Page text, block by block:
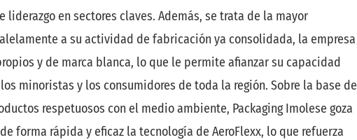
en sectores claves. Además, se trata de la mayor
a su actividad de fabricación ya consolidada, la empresa
y de marca blanca, lo que le permite afianzar su capacidad
minoristas y los consumidores de toda la región. Sobre la base de
respetuosos con el medio ambiente, Packaging Imolese goza
forma rápida y eficaz la tecnología de AeroFlexx, lo que refuerza